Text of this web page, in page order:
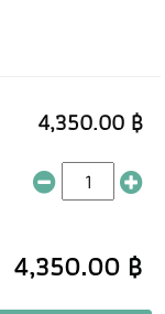
4,350.00 ฿
4,350.00 ฿